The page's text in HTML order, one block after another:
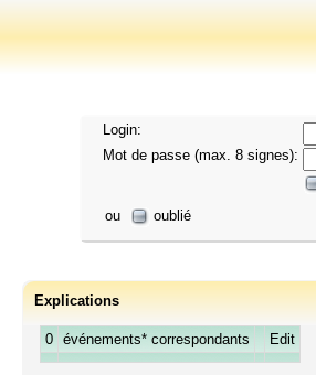
Login:
Mot de passe (max. 8 signes):
ou
oublié
Explications
0 événements* correspondants Edit